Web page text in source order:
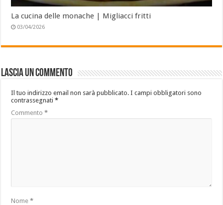
La cucina delle monache | Migliacci fritti
03/04/2026
Lascia un commento
Il tuo indirizzo email non sarà pubblicato. I campi obbligatori sono
contrassegnati*
Commento*
Nome*